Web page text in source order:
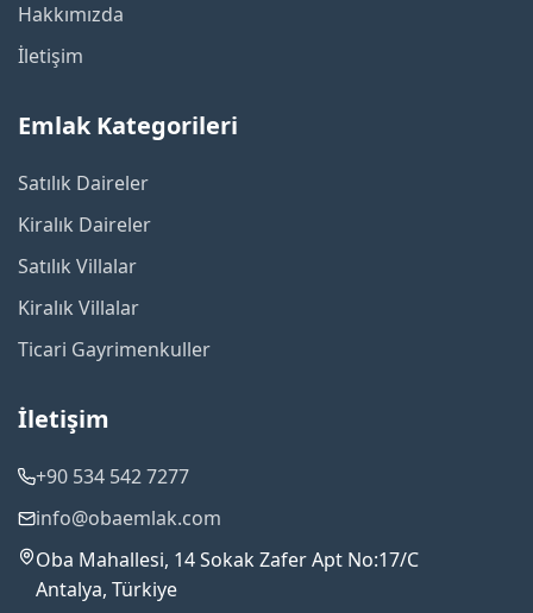
Hakkımızda
İletişim
Emlak Kategorileri
Satılık Daireler
Kiralık Daireler
Satılık Villalar
Kiralık Villalar
Ticari Gayrimenkuller
İletişim
+90 534 542 7277
info@obaemlak.com
Oba Mahallesi, 14 Sokak Zafer Apt No:17/C
Antalya, Türkiye